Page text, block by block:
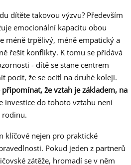
dítěte takovou výzvu? Především
emocionální kapacitu obou
méně trpělivý, méně empatický a
řešit konflikty. K tomu se přidává
- dítě se stane centrem
pocit, že se ocitl na druhé koleji.
že vztah je základem, na
investice do tohoto vztahu není
rodinu.
klíčové nejen pro praktické
Pokud jeden z partnerů
zátěže, hromadí se v něm